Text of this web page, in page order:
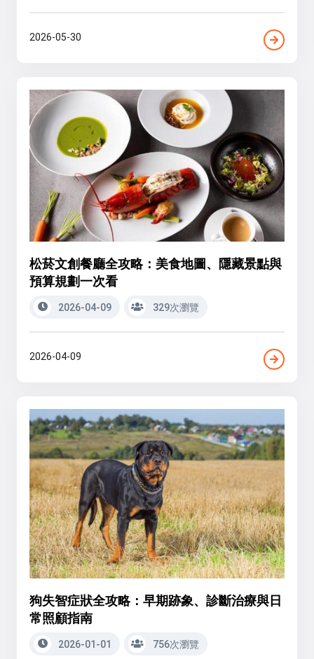
2026-05-30
松菸文創餐廳全攻略：美食地圖、隱藏景點與
預算規劃一次看
2026-04-09 329次瀏覽
2026-04-09
狗失智症狀全攻略：早期跡象、診斷治療與日
常照顧指南
2026-01-01 756次瀏覽